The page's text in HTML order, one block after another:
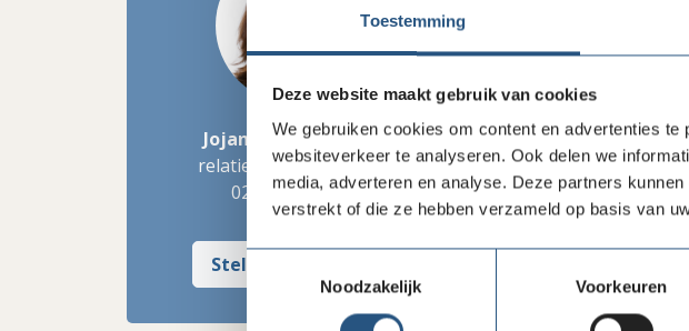
Toestemming
Deze website maakt gebruik van cookies
We gebruiken cookies om content en advertenties
websiteverkeer te analyseren. Ook delen we
media, adverteren en analyse. Deze partners
verstrekt of die ze hebben verzameld op basis van
Noodzakelijk
Voorkeuren
Alle
Flexibiliteit
Tijdelijke
High Select
trainees zijn
bijvoorbeeld
communicatie.
Jojanneke Brinkman
relatiemanager inkoop
020 - 422 99 77
Stel mij een vraag